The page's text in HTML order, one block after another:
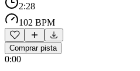
2:28
102 BPM
Comprar pista
0:00